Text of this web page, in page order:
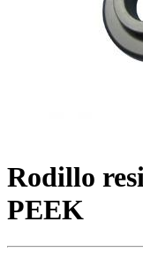
Rodillo
PEEK